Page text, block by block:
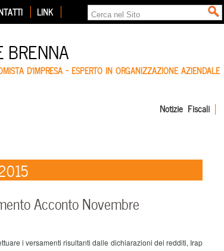
LINK
BRENNA
D'IMPRESA – ESPERTO IN ORGANIZZAZIONE AZIENDALE
Notizie Fiscali
Acconto Novembre
i versamenti risultanti dalle dichiarazioni dei redditi, Irap